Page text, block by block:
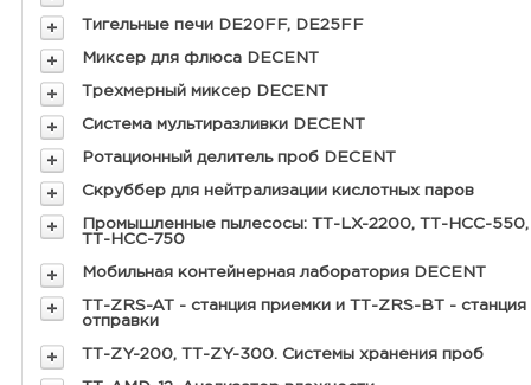
Тигельные печи DE20FF, DE25FF
Миксер для флюса DECENT
Трехмерный миксер DECENT
Система мультиразливки DECENT
Ротационный делитель проб DECENT
Скруббер для нейтрализации кислотных паров
Промышленные пылесосы: ТТ-LX-2200, ТТ-HCC-550,
ТТ-HCC-750
Мобильная контейнерная лаборатория DECENT
ТТ-ZRS-AT - станция приемки и ТТ-ZRS-BT - станция
отправки
ТТ-ZY-200, ТТ-ZY-300. Системы хранения проб